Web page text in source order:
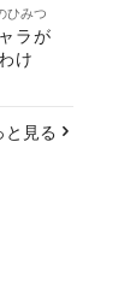
ひみつ
ラが
け
見る